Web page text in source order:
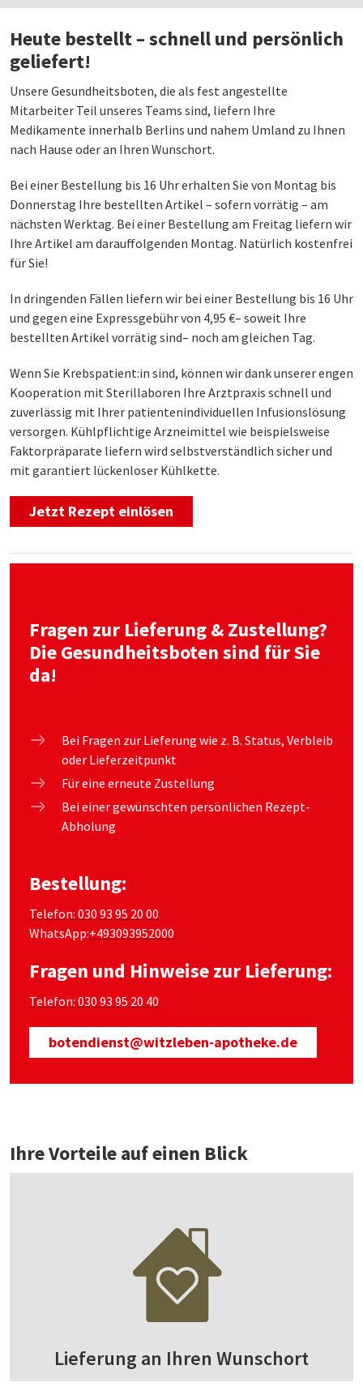
Heute bestellt – schnell und persönlich
geliefert!
Unsere Gesundheitsboten, die als fest angestellte
Mitarbeiter Teil unseres Teams sind, liefern Ihre
Medikamente innerhalb Berlins und nahem Umland zu Ihnen
nach Hause oder an Ihren Wunschort.
Bei einer Bestellung bis 16 Uhr erhalten Sie von Montag bis
Donnerstag Ihre bestellten Artikel – sofern vorrätig – am
nächsten Werktag. Bei einer Bestellung am Freitag liefern wir
Ihre Artikel am darauffolgenden Montag. Natürlich kostenfrei
für Sie!
In dringenden Fällen liefern wir bei einer Bestellung bis 16 Uhr
und gegen eine Expressgebühr von 4,95 €– soweit Ihre
bestellten Artikel vorrätig sind– noch am gleichen Tag.
Wenn Sie Krebspatient:in sind, können wir dank unserer engen
Kooperation mit Sterillaboren Ihre Arztpraxis schnell und
zuverlässig mit Ihrer patientenindividuellen Infusionslösung
versorgen. Kühlpflichtige Arzneimittel wie beispielsweise
Faktorpräparate liefern wird selbstverständlich sicher und
mit garantiert lückenloser Kühlkette.
Jetzt Rezept einlösen
Fragen zur Lieferung & Zustellung?
Die Gesundheitsboten sind für Sie
da!
Bei Fragen zur Lieferung wie z. B. Status, Verbleib
oder Lieferzeitpunkt
Für eine erneute Zustellung
Bei einer gewünschten persönlichen Rezept-
Abholung
Bestellung:
Telefon: 030 93 95 20 00
WhatsApp:+493093952000
Fragen und Hinweise zur Lieferung:
Telefon: 030 93 95 20 40
botendienst@witzleben-apotheke.de
Ihre Vorteile auf einen Blick
Lieferung an Ihren Wunschort